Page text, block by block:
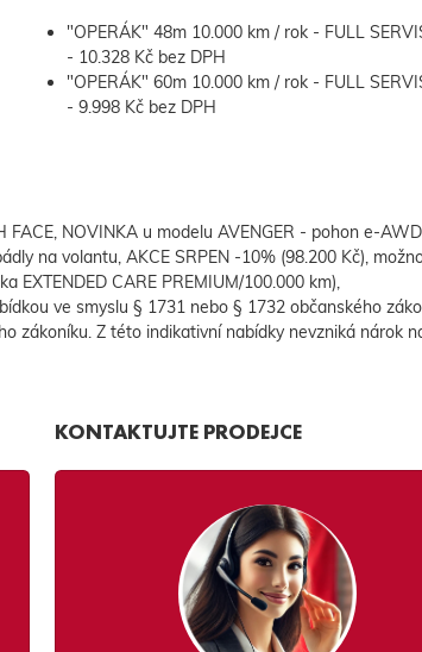
"OPERÁK" 48m 10.000 km / rok - FULL
- 10.328 Kč bez DPH
"OPERÁK" 60m 10.000 km / rok - FULL
- 9.998 Kč bez DPH
FACE, NOVINKA u modelu AVENGER - pohon e-
na volantu, AKCE SRPEN -10% (98.200 Kč),
EXTENDED CARE PREMIUM/100.000 km),
ve smyslu § 1731 nebo § 1732 občanského
zákoníku. Z této indikativní nabídky nevzniká nárok
KONTAKTUJTE PRODEJCE